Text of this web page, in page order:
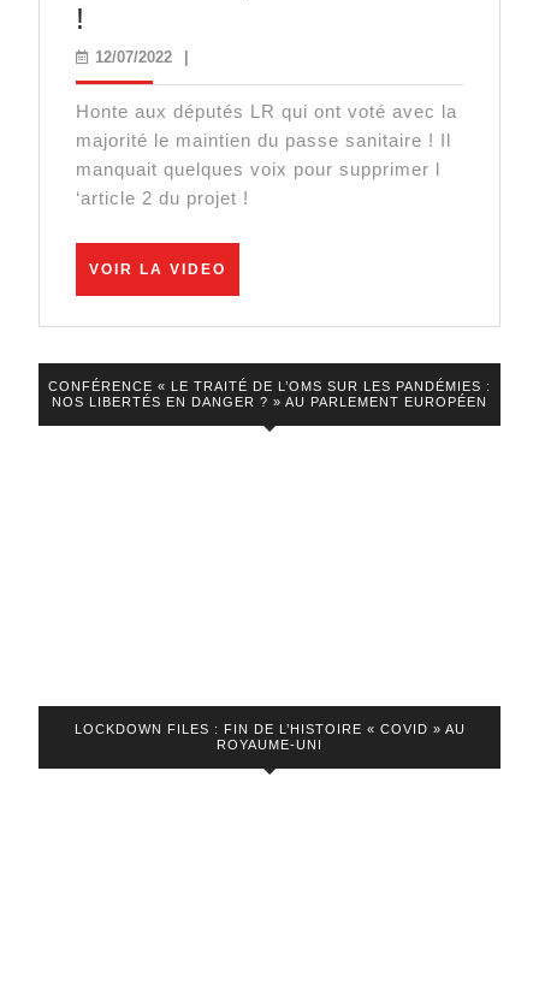
!
aux
députés
LR
qui
ont
avec
la
le
maintien
12/07/202212/07/2022
Honte aux députés LR qui ont voté avec la
majorité le maintien du passe sanitaire ! Il
manquait quelques voix pour supprimer l
‘article 2 du projet !
VOIR LA VIDEO
CONFÉRENCE « LE TRAITÉ DE L’OMS SUR LES PANDÉMIES :
NOS LIBERTÉS EN DANGER ? » AU PARLEMENT EUROPÉEN
LOCKDOWN FILES : FIN DE L’HISTOIRE « COVID » AU
ROYAUME-UNI